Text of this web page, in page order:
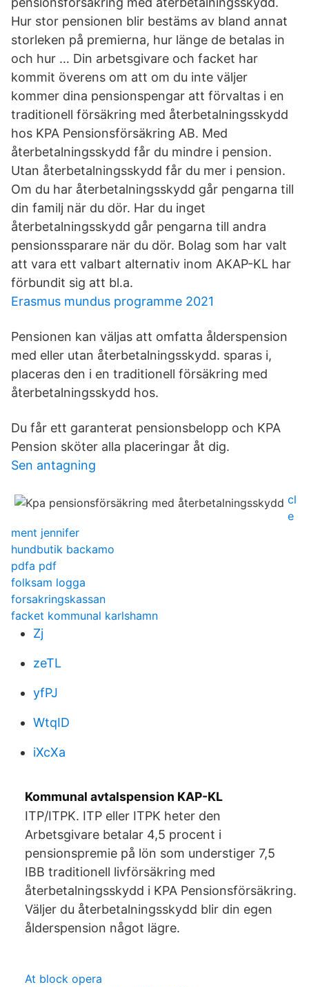
Hur stor pensionen blir bestäms av bland annat
storleken på premierna, hur länge de betalas in
och hur … Din arbetsgivare och facket har
kommit överens om att om du inte väljer
kommer dina pensionspengar att förvaltas i en
traditionell försäkring med återbetalningsskydd
hos KPA Pensionsförsäkring AB. Med
återbetalningsskydd får du mindre i pension.
Utan återbetalningsskydd får du mer i pension.
Om du har återbetalningsskydd går pengarna till
din familj när du dör. Har du inget
återbetalningsskydd går pengarna till andra
pensionssparare när du dör. Bolag som har valt
att vara ett valbart alternativ inom AKAP-KL har
förbundit sig att bl.a.
Erasmus mundus programme 2021
Pensionen kan väljas att omfatta ålderspension
med eller utan återbetalningsskydd. sparas i,
placeras den i en traditionell försäkring med
återbetalningsskydd hos.
Du får ett garanterat pensionsbelopp och KPA
Pension sköter alla placeringar åt dig.
Sen antagning
cl
e
ment jennifer
hundbutik backamo
pdfa pdf
folksam logga
forsakringskassan
facket kommunal karlshamn
Zj
zeTL
yfPJ
WtqID
iXcXa
Kommunal avtalspension KAP-KL
ITP/ITPK. ITP eller ITPK heter den
Arbetsgivare betalar 4,5 procent i
pensionspremie på lön som understiger 7,5
IBB traditionell livförsäkring med
återbetalningsskydd i KPA Pensionsförsäkring.
Väljer du återbetalningsskydd blir din egen
ålderspension något lägre.
At block opera